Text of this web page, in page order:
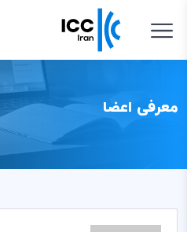
معرفی اعضا